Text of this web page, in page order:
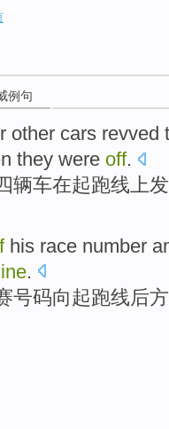
例句
other cars revved
they were off.
辆车在起跑线上
his race number
.
号码向起跑线后方